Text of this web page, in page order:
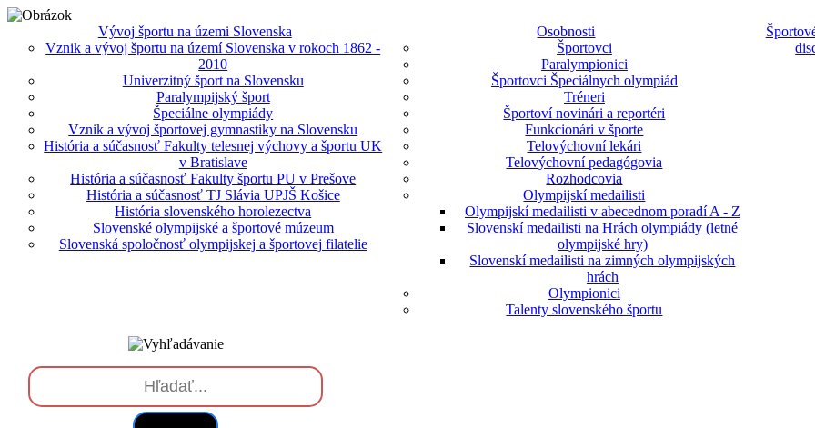
Vývoj športu na územi Slovenska
Vznik a vývoj športu na území Slovenska v rokoch 1862 -
2010
Univerzitný šport na Slovensku
Paralympijský šport
Špeciálne olympiády
Vznik a vývoj športovej gymnastiky na Slovensku
História a súčasnosť Fakulty telesnej výchovy a športu UK
v Bratislave
História a súčasnosť Fakulty športu PU v Prešove
História a súčasnosť TJ Slávia UPJŠ Košice
História slovenského horolezectva
Slovenské olympijské a športové múzeum
Slovenská spoločnosť olympijskej a športovej filatelie
Osobnosti
Športovci
Paralympionici
Športovci Špeciálnych olympiád
Tréneri
Športoví novinári a reportéri
Funkcionári v športe
Telovýchovní lekári
Telovýchovní pedagógovia
Rozhodcovia
Olympijskí medailisti
Olympijskí medailisti v abecednom poradí A - Z
Slovenskí medailisti na Hrách olympiády (letné
olympijské hry)
Slovenskí medailisti na zimných olympijských
hrách
Olympionici
Talenty slovenského športu